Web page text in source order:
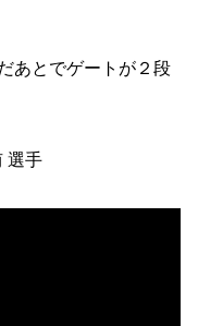
あとでゲートが２段
選手